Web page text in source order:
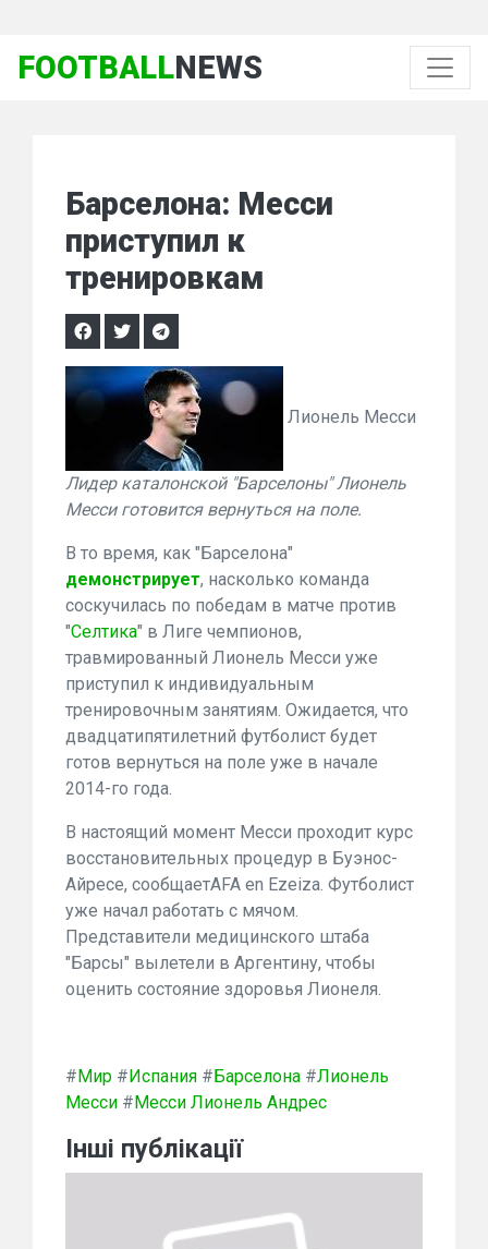
FOOTBALLNEWS
Барселона: Месси
приступил к
тренировкам
Лионель Месси
Лидер каталонской "Барселоны" Лионель
Месси готовится вернуться на поле.
В то время, как "Барселона"
демонстрирует, насколько команда
соскучилась по победам в матче против
"Селтика" в Лиге чемпионов,
травмированный Лионель Месси уже
приступил к индивидуальным
тренировочным занятиям. Ожидается, что
двадцатипятилетний футболист будет
готов вернуться на поле уже в начале
2014-го года.
В настоящий момент Месси проходит курс
восстановительных процедур в Буэнос-
Айресе, сообщаетAFA en Ezeiza. Футболист
уже начал работать с мячом.
Представители медицинского штаба
"Барсы" вылетели в Аргентину, чтобы
оценить состояние здоровья Лионеля.
#Мир #Испания #Барселона #Лионель
Месси #Месси Лионель Андрес
Інші публікації